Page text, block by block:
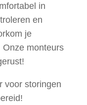
in
en
je
monteurs
voor storingen